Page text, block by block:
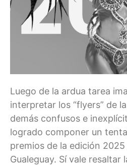
Luego de la ardua tarea
interpretar los “flyers” de
demás confusos e
logrado componer un
premios de la edición
Gualeguay. Sí vale resaltar